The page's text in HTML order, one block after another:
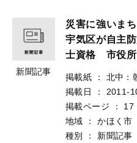
新聞記事
災害に強いま
宇気区が自主
士資格 市役所
掲載紙 ：
北中：
掲載日
：
2011-
掲載ページ
：
17
地域
：
かほく市
種別
： 新聞記事